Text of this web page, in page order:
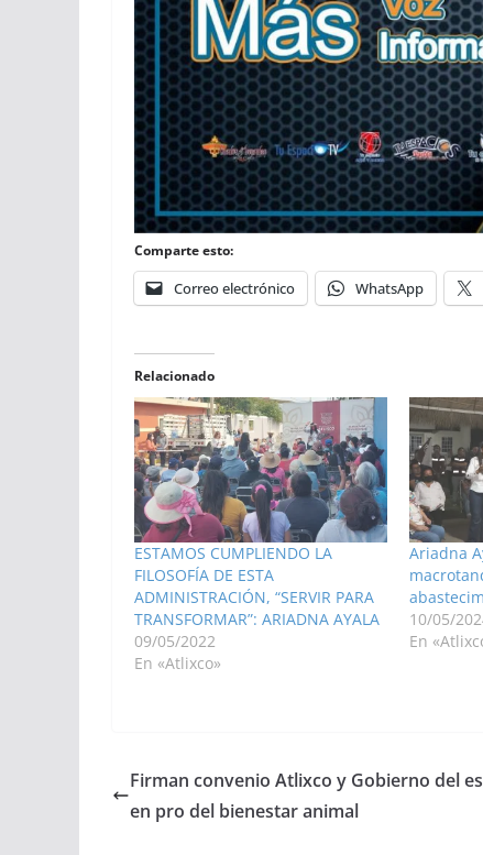
Comparte esto:
Correo electrónico WhatsApp
Relacionado
ESTAMOS CUMPLIENDO LA
FILOSOFÍA DE ESTA
ADMINISTRACIÓN, “SERVIR PARA
TRANSFORMAR”: ARIADNA AYALA
09/05/2022
En «Atlixco»
Ariadna
10/05/
En
Firman convenio Atlixco y Gobierno del
en pro del bienestar animal